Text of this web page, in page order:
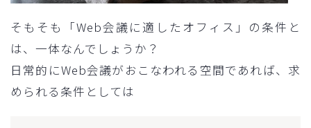
そもそも「Web会議に適したオフィス」の条件と
は、一体なんでしょうか？
日常的にWeb会議がおこなわれる空間であれば、求
められる条件としては